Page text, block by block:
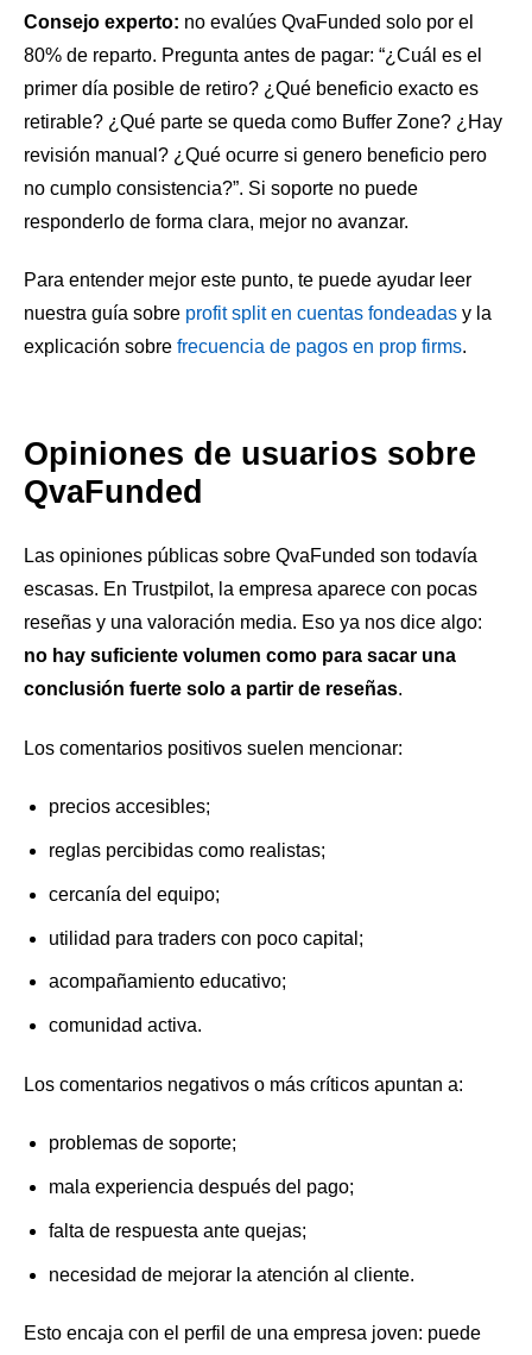
Consejo experto: no evalúes QvaFunded solo por el
80% de reparto. Pregunta antes de pagar: “¿Cuál es el
primer día posible de retiro? ¿Qué beneficio exacto es
retirable? ¿Qué parte se queda como Buffer Zone? ¿Hay
revisión manual? ¿Qué ocurre si genero beneficio pero
no cumplo consistencia?”. Si soporte no puede
responderlo de forma clara, mejor no avanzar.
Para entender mejor este punto, te puede ayudar leer
nuestra guía sobre profit split en cuentas fondeadas y la
explicación sobre frecuencia de pagos en prop firms.
Opiniones de usuarios sobre
QvaFunded
Las opiniones públicas sobre QvaFunded son todavía
escasas. En Trustpilot, la empresa aparece con pocas
reseñas y una valoración media. Eso ya nos dice algo:
no hay suficiente volumen como para sacar una
conclusión fuerte solo a partir de reseñas.
Los comentarios positivos suelen mencionar:
precios accesibles;
reglas percibidas como realistas;
cercanía del equipo;
utilidad para traders con poco capital;
acompañamiento educativo;
comunidad activa.
Los comentarios negativos o más críticos apuntan a:
problemas de soporte;
mala experiencia después del pago;
falta de respuesta ante quejas;
necesidad de mejorar la atención al cliente.
Esto encaja con el perfil de una empresa joven: puede